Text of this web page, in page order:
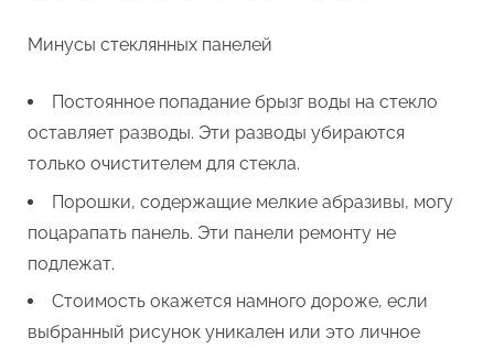
Минусы стеклянных панелей
Постоянное попадание брызг воды на стекло
оставляет разводы. Эти разводы убираются
только очистителем для стекла.
Порошки, содержащие мелкие абразивы, могу
поцарапать панель. Эти панели ремонту не
подлежат.
Стоимость окажется намного дороже, если
выбранный рисунок уникален или это личное